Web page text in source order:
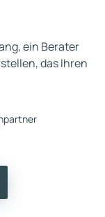
ein Berater
das Ihren